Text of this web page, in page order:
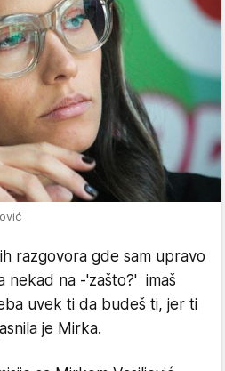
razgovora gde sam upravo
nekad na -'zašto?' imaš
uvek ti da budeš ti, jer ti
je Mirka.